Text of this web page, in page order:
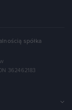
spółka
362462183